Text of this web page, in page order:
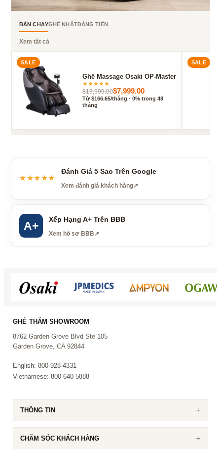
BÁN CHẠYGHẾ NHẬTĐÁNG TIỀN
Xem tất cả
SALE
Ghế Massage Osaki OP-Master
★★★★★
$13,999.00$7,999.00
Từ $166.65/tháng · 0% trong 48
tháng
SALE
★★★★★
Đánh Giá 5 Sao Trên Google
Xem đánh giá khách hàng↗
A+ Xếp Hạng A+ Trên BBB
Xem hồ sơ BBB↗
GHÉ THĂM SHOWROOM
8762 Garden Grove Blvd Ste 105
Garden Grove, CA 92844
English: 800-928-4331
Vietnamese: 800-640-5888
THÔNG TIN
CHĂM SÓC KHÁCH HÀNG